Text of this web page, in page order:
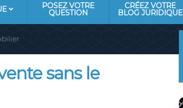
POSEZ VOTRE
QUESTION
CRÉEZ VOTRE
BLOG JURIDIQUE
sans le